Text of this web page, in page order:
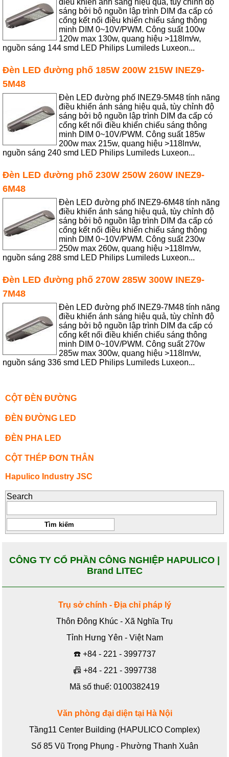
sáng bởi bộ nguồn lập trình DIM đa cấp có
cổng kết nối điều khiển chiếu sáng thông
minh DIM 0~10V/PWM. Công suất 100w
120w max 130w, quang hiệu >118lm/w,
nguồn sáng 144 smd LED Philips Lumileds Luxeon...
Đèn LED đường phố 185W 200W 215W INEZ9-
5M48
Đèn LED đường phố INEZ9-5M48 tính năng
điều khiển ánh sáng hiệu quả, tùy chỉnh độ
sáng bởi bộ nguồn lập trình DIM đa cấp có
cổng kết nối điều khiển chiếu sáng thông
minh DIM 0~10V/PWM. Công suất 185w
200w max 215w, quang hiệu >118lm/w,
nguồn sáng 240 smd LED Philips Lumileds Luxeon...
Đèn LED đường phố 230W 250W 260W INEZ9-
6M48
Đèn LED đường phố INEZ9-6M48 tính năng
điều khiển ánh sáng hiệu quả, tùy chỉnh độ
sáng bởi bộ nguồn lập trình DIM đa cấp có
cổng kết nối điều khiển chiếu sáng thông
minh DIM 0~10V/PWM. Công suất 230w
250w max 260w, quang hiệu >118lm/w,
nguồn sáng 288 smd LED Philips Lumileds Luxeon...
Đèn LED đường phố 270W 285W 300W INEZ9-
7M48
Đèn LED đường phố INEZ9-7M48 tính năng
điều khiển ánh sáng hiệu quả, tùy chỉnh độ
sáng bởi bộ nguồn lập trình DIM đa cấp có
cổng kết nối điều khiển chiếu sáng thông
minh DIM 0~10V/PWM. Công suất 270w
285w max 300w, quang hiệu >118lm/w,
nguồn sáng 336 smd LED Philips Lumileds Luxeon...
CỘT ĐÈN ĐƯỜNG
ĐÈN ĐƯỜNG LED
ĐÈN PHA LED
CỘT THÉP ĐƠN THÂN
Hapulico Industry JSC
Search
CÔNG TY CỔ PHẦN CÔNG NGHIỆP HAPULICO |
Brand LITEC
Trụ sở chính - Địa chỉ pháp lý
Thôn Đông Khúc - Xã Nghĩa Trụ
Tỉnh Hưng Yên - Việt Nam
☎️ +84 - 221 - 3997737
📠 +84 - 221 - 3997738
Mã số thuế: 0100382419
Văn phòng đại diện tại Hà Nội
Tầng11 Center Building (HAPULICO Complex)
Số 85 Vũ Trọng Phụng - Phường Thanh Xuân